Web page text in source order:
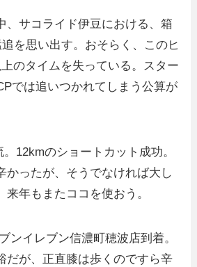
、サコライド伊豆における、箱
を思い出す。おそらく、このヒ
のタイムを失っている。スター
では追いつかれてしまう公算が
12kmのショートカット成功。
かったが、そうでなければ大し
来年もまたココを使おう。
ンイレブン信濃町穂波店到着。
だが、正直膝は歩くのですら辛